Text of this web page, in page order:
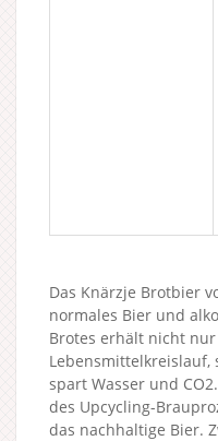
Das Knärzje Brotbier
normales Bier und
Brotes erhält nicht
Lebensmittelkreislauf,
spart Wasser und
des Upcycling-
das nachhaltige Bier.